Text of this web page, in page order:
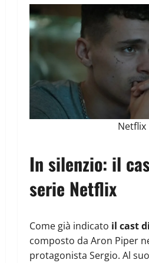
Netflix
In silenzio: il
serie Netflix
Come già indicato il cast
composto da Aron Piper
protagonista Sergio. Al